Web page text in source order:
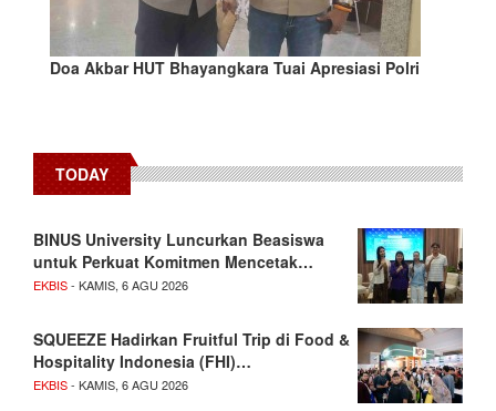
Doa Akbar HUT Bhayangkara Tuai Apresiasi Polri
TODAY
BINUS University Luncurkan Beasiswa
untuk Perkuat Komitmen Mencetak…
EKBIS- KAMIS, 6 AGU 2026
SQUEEZE Hadirkan Fruitful Trip di Food &
Hospitality Indonesia (FHI)…
EKBIS- KAMIS, 6 AGU 2026